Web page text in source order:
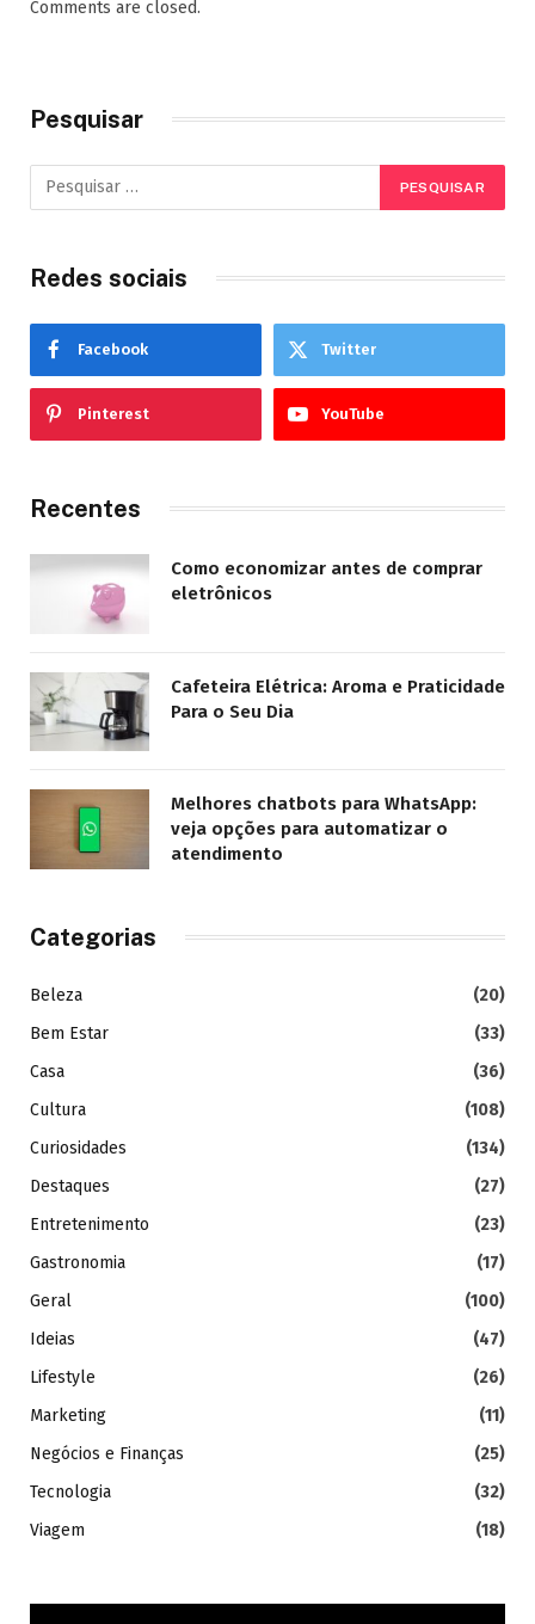
Comments are closed.
Pesquisar
Redes sociais
Facebook Twitter
Pinterest YouTube
Recentes
Como economizar antes de comprar
eletrônicos
Cafeteira Elétrica: Aroma e Praticidade
Para o Seu Dia
Melhores chatbots para WhatsApp:
veja opções para automatizar o
atendimento
Categorias
Beleza
(20)
Bem Estar
(33)
Casa
(36)
Cultura
(108)
Curiosidades
(134)
Destaques
(27)
Entretenimento
(23)
Gastronomia
(17)
Geral
(100)
Ideias
(47)
Lifestyle
(26)
Marketing
(11)
Negócios e Finanças
(25)
Tecnologia
(32)
Viagem
(18)